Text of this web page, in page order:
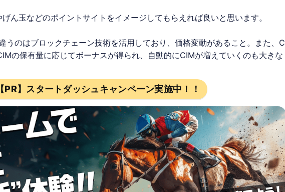
ん玉などのポイントサイト をイメージしてもらえれば良いと思います。
うのはブロックチェーン技術を活用しており、価格変動があること。また、 C
の保有量に応じてボーナスが得られ、自動的にCIMが増えていくのも大きな
【PR】スタートダッシュキャンペーン実施中！！